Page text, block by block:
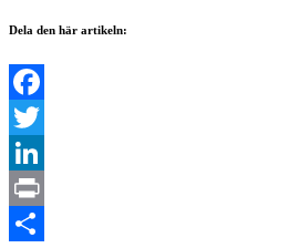
Dela den här artikeln:
Facebook
Twitter
LinkedIn
Print